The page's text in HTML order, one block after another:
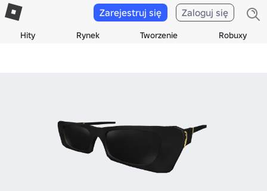
Hity Rynek Tworzenie Robuxy
Zarejestruj się Zaloguj się